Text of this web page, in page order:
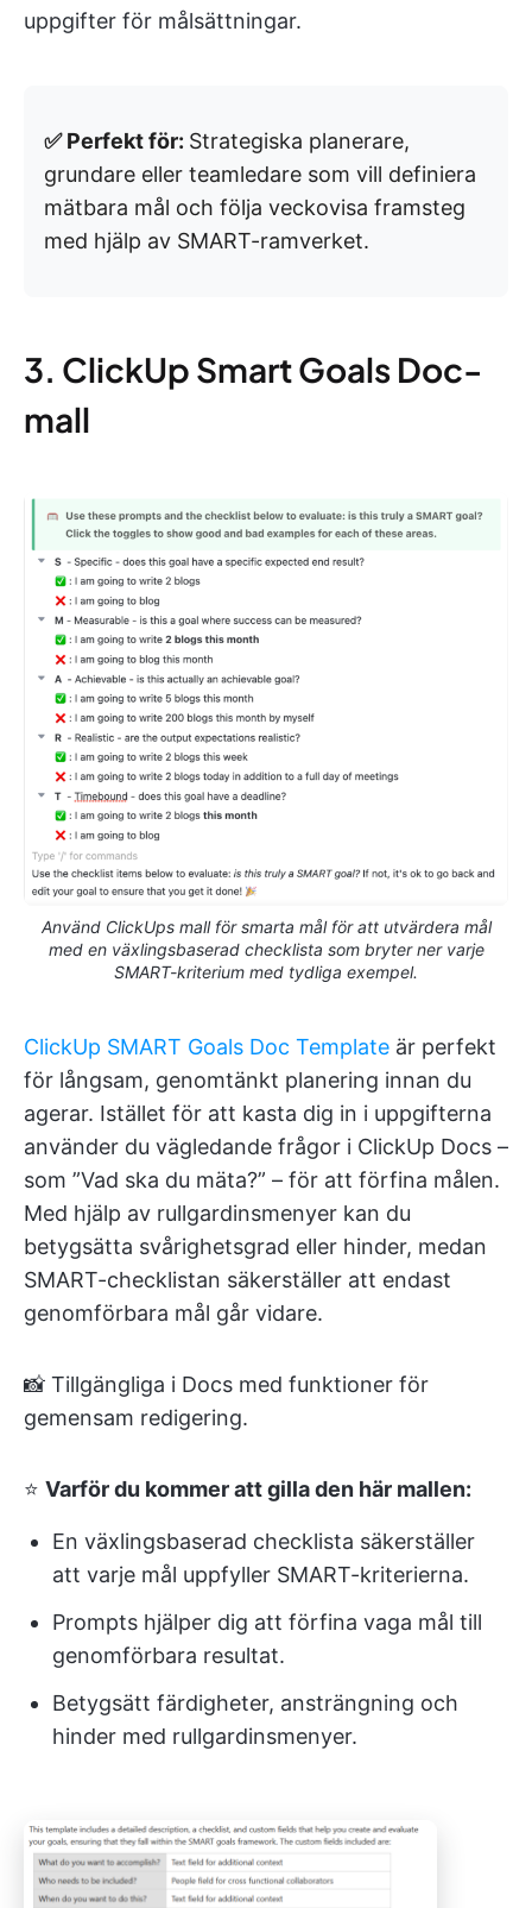
uppgifter för målsättningar.
✅ Perfekt för: Strategiska planerare,
grundare eller teamledare som vill definiera
mätbara mål och följa veckovisa framsteg
med hjälp av SMART-ramverket.
3. ClickUp Smart Goals Doc-
mall
Använd ClickUps mall för smarta mål för att utvärdera mål
med en växlingsbaserad checklista som bryter ner varje
SMART-kriterium med tydliga exempel.
ClickUp SMART Goals Doc Template är perfekt
för långsam, genomtänkt planering innan du
agerar. Istället för att kasta dig in i uppgifterna
använder du vägledande frågor i ClickUp Docs –
som ”Vad ska du mäta?” – för att förfina målen.
Med hjälp av rullgardinsmenyer kan du
betygsätta svårighetsgrad eller hinder, medan
SMART-checklistan säkerställer att endast
genomförbara mål går vidare.
📸 Tillgängliga i Docs med funktioner för
gemensam redigering.
⭐ Varför du kommer att gilla den här mallen:
En växlingsbaserad checklista säkerställer
att varje mål uppfyller SMART-kriterierna.
Prompts hjälper dig att förfina vaga mål till
genomförbara resultat.
Betygsätt färdigheter, ansträngning och
hinder med rullgardinsmenyer.